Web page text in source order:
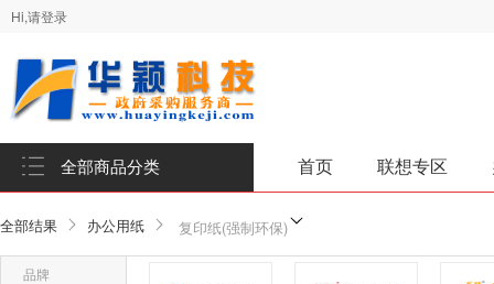
Hi,请登录
全部商品分类 首页 联想专区
全部结果 办公用纸 复印纸(强制环保)
品牌